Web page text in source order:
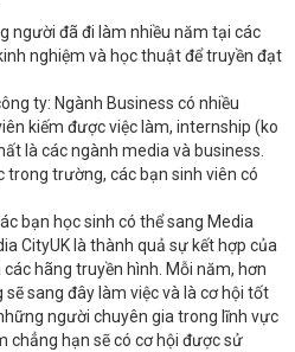
người đã đi làm nhiều năm tại các
nghiệm và học thuật để truyền đạt
ty: Ngành Business có nhiều
kiếm được việc làm, internship (ko
là các ngành media và business.
trong trường, các bạn sinh viên có
bạn học sinh có thể sang Media
CityUK là thành quả sự kết hợp của
hãng truyền hình. Mỗi năm, hơn
sang đây làm việc và là cơ hội tốt
người chuyên gia trong lĩnh vực
chẳng hạn sẽ có cơ hội được sử